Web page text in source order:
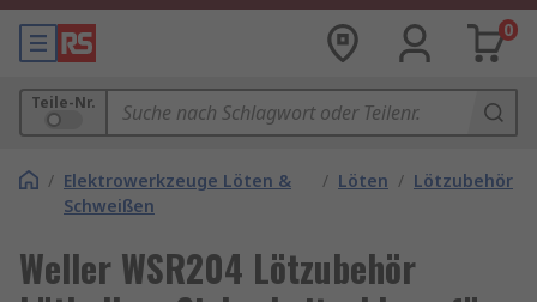
0
Teile-Nr.
/ Elektrowerkzeuge Löten &
Schweißen
/ Löten / Lötzubehör
Weller WSR204 Lötzubehör